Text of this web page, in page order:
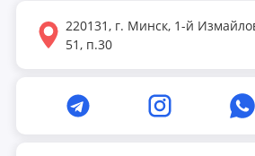
220131, г. Минск, 1-й
51, п.30